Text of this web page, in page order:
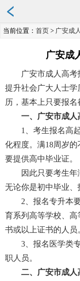
当前位置： 首页 > 广安成
广安成
广安市成人高
提升社会广大人士
历，基本上只要报名
一、广安市成
1、考生报名高
化程度。满18周岁
要提供高中毕业证。
因此只要考生
无论你是初中毕业、
2、报名专升本
育系列高等学校、
书或以上证书的人员
3、报名医学类
职人员。
二、广安市成人